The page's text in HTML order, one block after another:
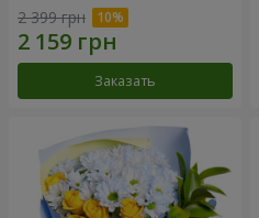
2 399 грн
Заказать